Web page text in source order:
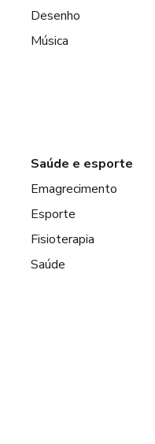
Desenho
Música
Saúde e esporte
Emagrecimento
Esporte
Fisioterapia
Saúde